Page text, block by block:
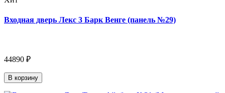
Входная дверь Лекс 3 Барк Венге (панель №29)
44890 ₽
В корзину